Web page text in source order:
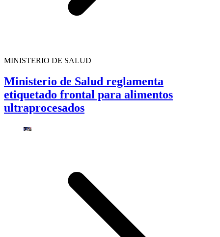
MINISTERIO DE SALUD
Ministerio de Salud reglamenta
etiquetado frontal para alimentos
ultraprocesados